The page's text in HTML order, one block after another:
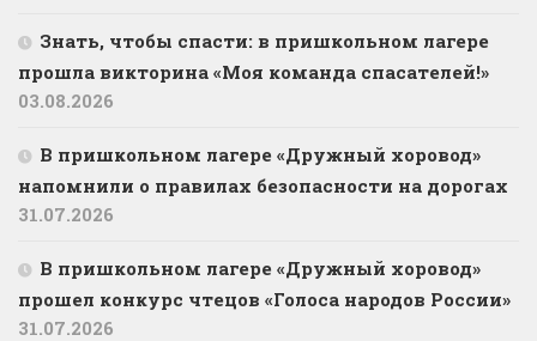
Знать, чтобы спасти: в пришкольном лагере
прошла викторина «Моя команда спасателей!»
03.08.2026
В пришкольном лагере «Дружный хоровод»
напомнили о правилах безопасности на дорогах
31.07.2026
В пришкольном лагере «Дружный хоровод»
прошел конкурс чтецов «Голоса народов России»
31.07.2026